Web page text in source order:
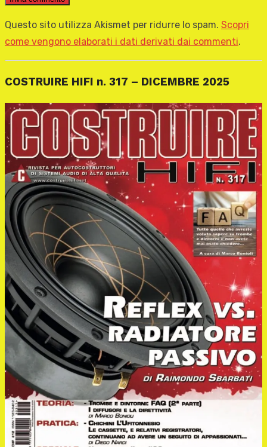
Questo sito utilizza Akismet per ridurre lo spam. Scopri
come vengono elaborati i dati derivati dai commenti.
COSTRUIRE HIFI n. 317 – DICEMBRE 2025